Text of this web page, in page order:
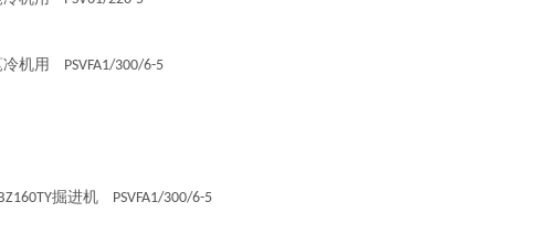
机用
PSVFA1/300/6-5
掘进机
PSVFA1/300/6-5